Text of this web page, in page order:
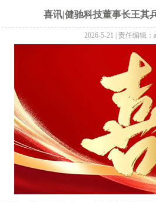
喜讯|健驰科技董事长王其
2026-5-21 | 责任编辑